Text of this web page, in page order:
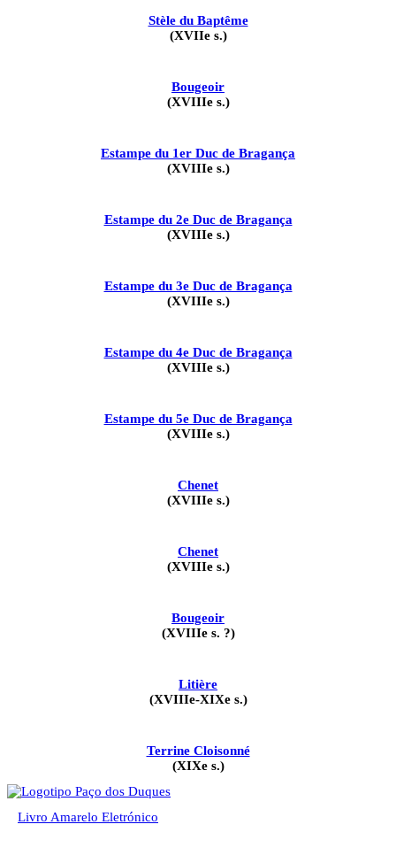
Stèle du Baptême
(XVIIe s.)
Bougeoir
(XVIIIe s.)
Estampe du 1er Duc de Bragança
(XVIIIe s.)
Estampe du 2e Duc de Bragança
(XVIIIe s.)
Estampe du 3e Duc de Bragança
(XVIIIe s.)
Estampe du 4e Duc de Bragança
(XVIIIe s.)
Estampe du 5e Duc de Bragança
(XVIIIe s.)
Chenet
(XVIIIe s.)
Chenet
(XVIIIe s.)
Bougeoir
(XVIIIe s. ?)
Litière
(XVIIIe-XIXe s.)
Terrine Cloisonné
(XIXe s.)
Livro Amarelo Eletrónico